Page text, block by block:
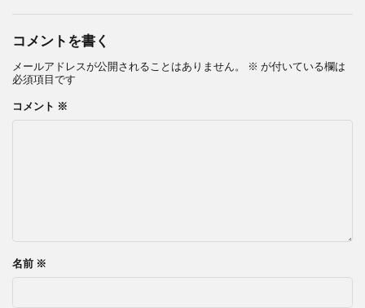
コメントを書く
メールアドレスが公開されることはありません。 ※ が付いている欄は
必須項目です
コメント ※
名前 ※